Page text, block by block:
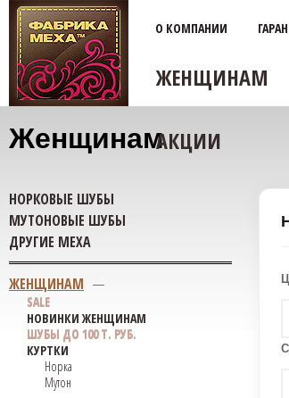
О КОМПАНИИ
ЖЕНЩИНАМ
АКЦИИ
Женщинам
НОРКОВЫЕ ШУБЫ
МУТОНОВЫЕ ШУБЫ
ДРУГИЕ МЕХА
ЖЕНЩИНАМ
SALE
НОВИНКИ ЖЕНЩИНАМ
ШУБЫ ДО 100 Т. РУБ.
КУРТКИ
Норка
Мутон